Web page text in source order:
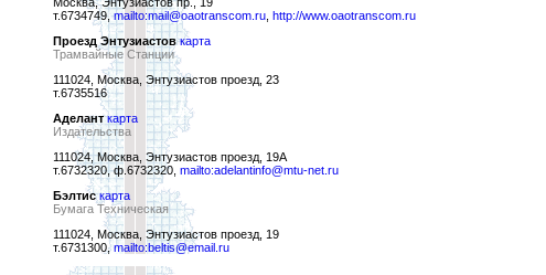
т.6734749,mailto:mail@oaotranscom.ru http://www.oaotranscom.ru
Проезд Энтузиастов карта
Трамвайные Станции
111024, Москва, Энтузиастов проезд, 23
т.6735516
Аделант карта
Издательства
111024, Москва, Энтузиастов проезд, 19А
т.6732320, ф.6732320, mailto:adelantinfo@mtu-net.ru
Бэлтис карта
Бумага Техническая
111024, Москва, Энтузиастов проезд, 19
т.6731300,mailto:beltis@email.ru